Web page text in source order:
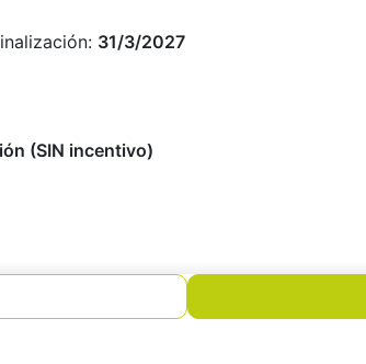
31/3/2027
(SIN incentivo)